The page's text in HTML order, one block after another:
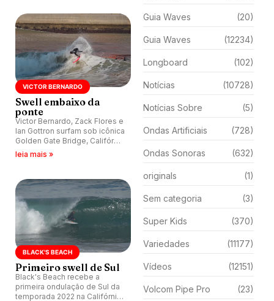
conexões genuínas.
VICTOR BERNARDO
Swell embaixo da
ponte
Victor Bernardo, Zack Flores e
Ian Gottron surfam sob icônica
Golden Gate Bridge, Califórnia
(EUA).
leia mais »
BLACK'S BEACH
Primeiro swell de Sul
Black's Beach recebe a
primeira ondulação de Sul da
temporada 2022 na Califórnia
Guia Waves (20)
Guia Waves (12234)
Longboard (102)
Notícias (10728)
Notícias Sobre (5)
Ondas Artificiais (728)
Ondas Sonoras (632)
originals (1)
Sem categoria (3)
Super Kids (370)
Variedades (11177)
Vídeos (12151)
Volcom Pipe Pro (23)